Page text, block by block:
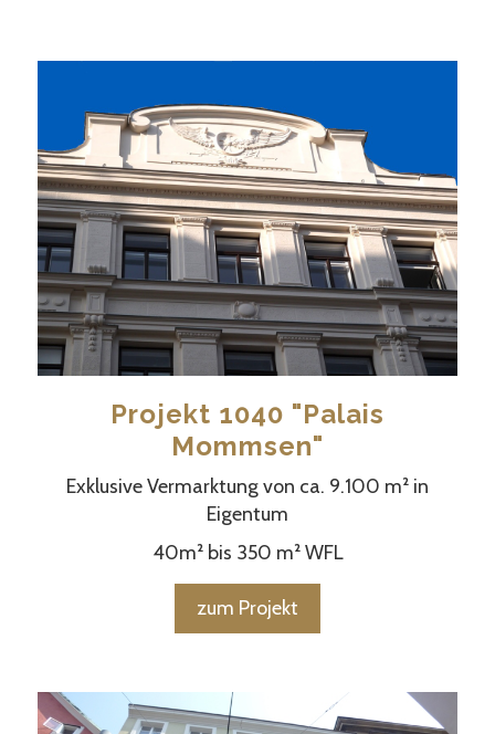
Projekt 1040 "Palais
Mommsen"
Exklusive Vermarktung von ca. 9.100 m² in
Eigentum
40m² bis 350 m² WFL
zum Projekt